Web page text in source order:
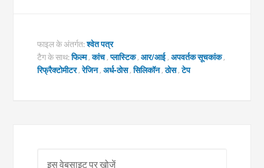
फाइल के अंतर्गत:श्वेत पत्र
टैग के साथ:फिल्म,कांच,प्लास्टिक,आर/आई,अपवर्तक सूचकांक,
रिफ्रैक्टोमीटर,रेजिन,अर्ध-ठोस,सिलिकॉन,ठोस,टेप